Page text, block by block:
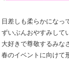
日差しも柔らかになっ
ずいぶんおやすみして
大好きで尊敬するみな
春のイベントに向けて